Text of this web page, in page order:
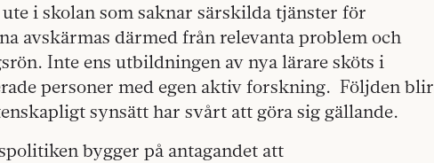
i skolan som saknar särskilda tjänster för
avskärmas därmed från relevanta problem och
Inte ens utbildningen av nya lärare sköts i
personer med egen aktiv forskning. Följden blir
synsätt har svårt att göra sig gällande.
bygger på antagandet att